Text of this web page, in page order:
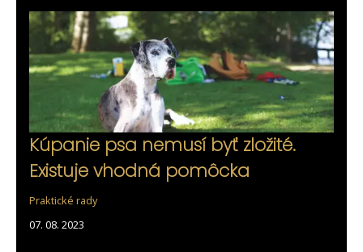
Kúpanie psa nemusí byť zložité.
Existuje vhodná pomôcka
Praktické rady
07. 08. 2023